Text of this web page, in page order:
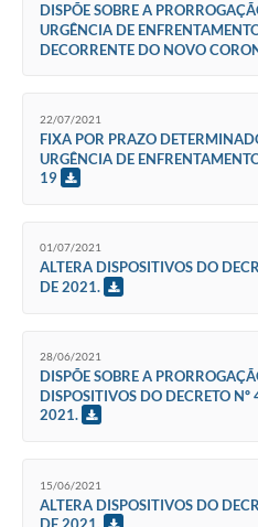
Secretarias
A Prefeitura
Galeria de Vídeos
Galeria de Fotos
Audiências Públicas
Contas Públicas
Links
Telefones Úteis
DISPÕE SOBRE A
URGÊNCIA DE
DECORRENTE DO NOVO
22/07/2021
FIXA POR PRAZO
URGÊNCIA DE
19
01/07/2021
ALTERA DISPOSITIVOS DO
DE 2021.
28/06/2021
DISPÕE SOBRE A
DISPOSITIVOS DO DECRETO
2021.
15/06/2021
ALTERA DISPOSITIVOS DO